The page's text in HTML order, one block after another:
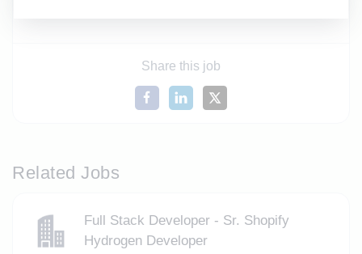
Share this job
Related Jobs
Full Stack Developer - Sr. Shopify
Hydrogen Developer